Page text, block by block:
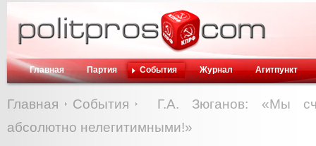
Главная Партия События Журнал Агитпункт
Главная События
Г.А. Зюганов: «Мы
абсолютно нелегитимными!»